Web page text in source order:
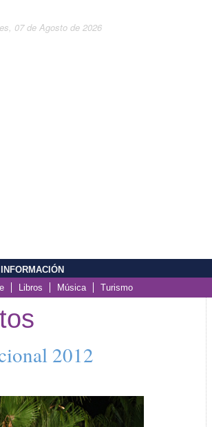
07 de Agosto de 2026
Libros Música Turismo
INFORMACIÓN
2012